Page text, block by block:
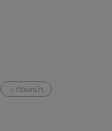
< ก่อนหน้า